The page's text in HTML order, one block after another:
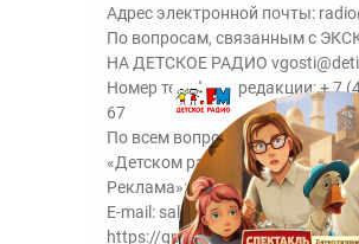
Адрес электронной почты:
По вопросам, связанным с
НА ДЕТСКОЕ РАДИО
Номер телефона редакции:+ 7
67
По всем вопросам размещения
«Детском радио» - сейлз-хаус
Реклама»:+7 (495) 921-40-41
E-mail: sales@gazprom-media.ru
https://gpmsaleshouse.ru/